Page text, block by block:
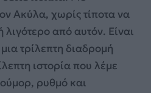
Ακύλα, χωρίς τίποτα να
από αυτόν. Είναι
τρίλεπτη διαδρομή
ιστορία που λέμε
ρυθμό και